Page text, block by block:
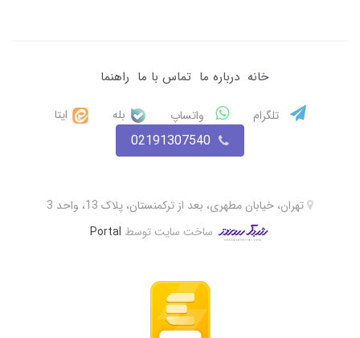
خانه درباره ما تماس با ما راهنما
تلگرام واتساپ بله ایتا
02191307540
ساخت سایت توسط Portal
تهران، خیابان مطهری، بعد از ترکمنستان، پلاک 13، واحد 3